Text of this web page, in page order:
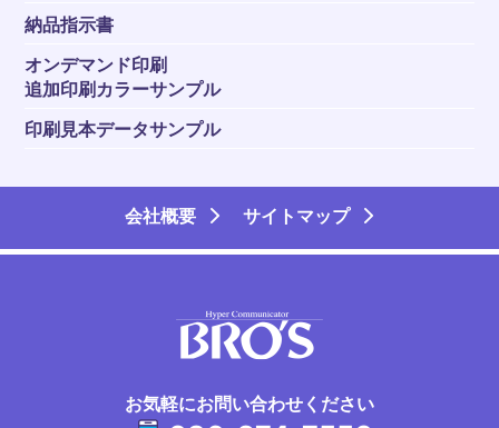
納品指示書
オンデマンド印刷
追加印刷カラーサンプル
印刷見本データサンプル
会社概要 サイトマップ
お気軽にお問い合わせください